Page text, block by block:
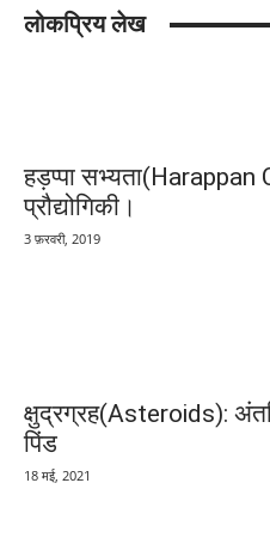
लोकप्रिय लेख
हड़प्पा सभ्यता(Harappan
प्रौद्योगिकी।
3 फ़रवरी, 2019
क्षुद्रग्रह(Asteroids):
पिंड
18 मई, 2021